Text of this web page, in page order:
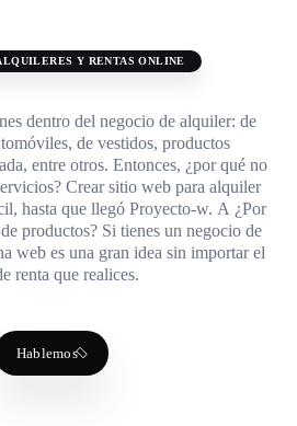
Y RENTAS ONLINE
dentro del negocio de alquiler: de
de vestidos, productos
entre otros. Entonces, ¿por qué no
Crear sitio web para alquiler
hasta que llegó Proyecto-w. A ¿Por
productos? Si tienes un negocio de
web es una gran idea sin importar el
renta que realices.
Hablemos